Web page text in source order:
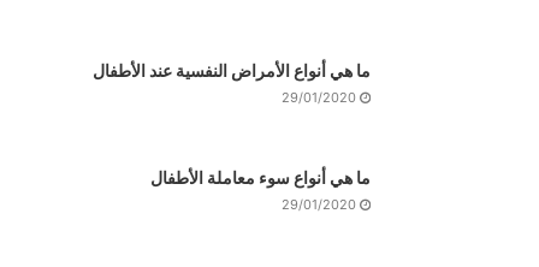
ما هي أنواع الأمراض النفسية عند الأطفال
29/01/2020
ما هي أنواع سوء معاملة الأطفال
29/01/2020